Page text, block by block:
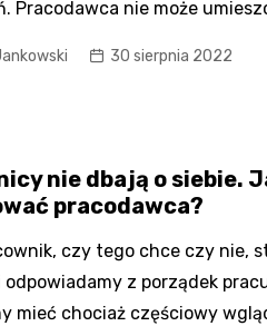
Pracodawca nie może
30 sierpnia 2022
nie dbają o siebie.
pracodawca?
czy tego chce czy nie,
odpowiadamy z porządek
mieć chociaż częściowy